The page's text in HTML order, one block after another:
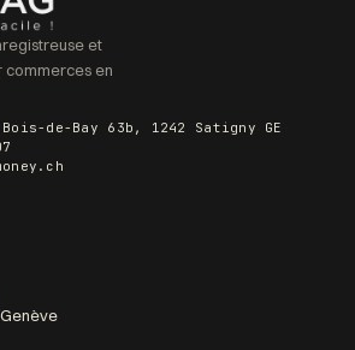
et
commerces en
de-Bay 63b, 1242 Satigny GE